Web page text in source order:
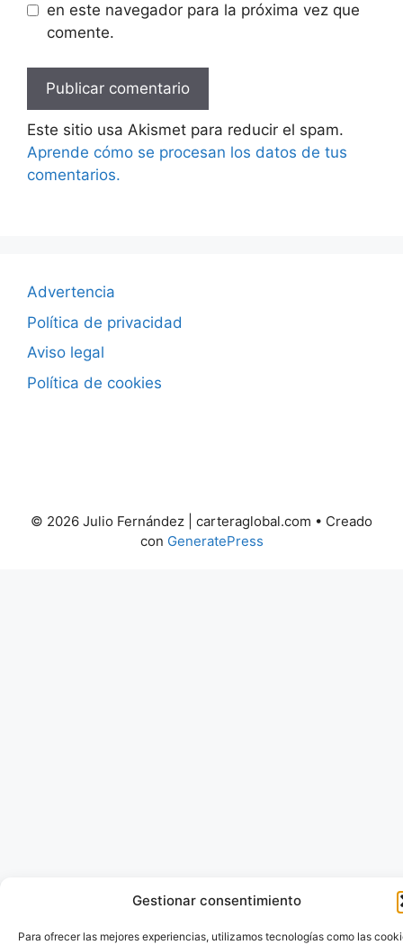
Gestionar consentimiento
Para ofrecer las mejores experiencias, utilizamos tecnologías como las
en este navegador para la próxima vez que
comente.
Este sitio usa Akismet para reducir el spam.
Aprende cómo se procesan los datos de tus
comentarios.
Advertencia
Política de privacidad
Aviso legal
Política de cookies
© 2026 Julio Fernández | carteraglobal.com • Creado
con GeneratePress